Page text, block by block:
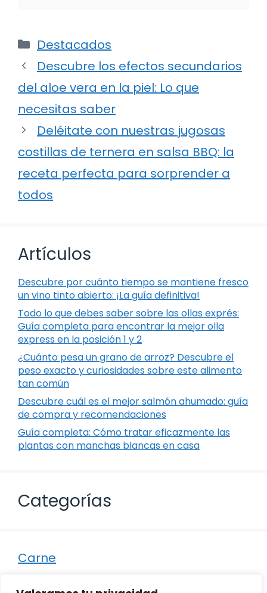
Categorías
Destacados
Descubre los efectos secundarios
del aloe vera en la piel: Lo que
necesitas saber
Deléitate con nuestras jugosas
costillas de ternera en salsa BBQ: la
receta perfecta para sorprender a
todos
Artículos
Descubre por cuánto tiempo se mantiene fresco
un vino tinto abierto: ¡La guía definitiva!
Todo lo que debes saber sobre las ollas exprés:
Guía completa para encontrar la mejor olla
express en la posición 1 y 2
¿Cuánto pesa un grano de arroz? Descubre el
peso exacto y curiosidades sobre este alimento
tan común
Descubre cuál es el mejor salmón ahumado: guía
de compra y recomendaciones
Guía completa: Cómo tratar eficazmente las
plantas con manchas blancas en casa
Categorías
Carne